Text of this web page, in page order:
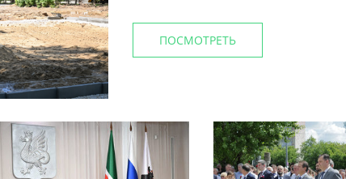
ПОСМОТРЕТЬ